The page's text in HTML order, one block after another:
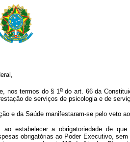
nos termos do § 1odo art. 66 da
de serviços de psicologia e de
e da Saúde manifestaram-se pelo veto
ao estabelecer a obrigatoriedade de
obrigatórias ao Poder Executivo,